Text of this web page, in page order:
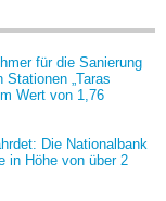
für die Sanierung
„Taras
Wert von 1,76
Die Nationalbank
in Höhe von über 2